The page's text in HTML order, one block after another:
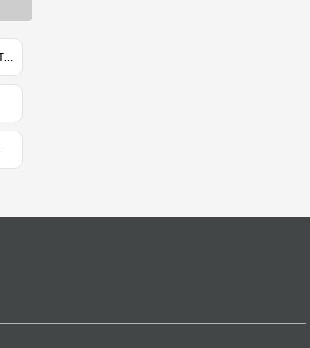
Google Nexus 5X получил сканер отпечатков пальцев и порт USB Type-C